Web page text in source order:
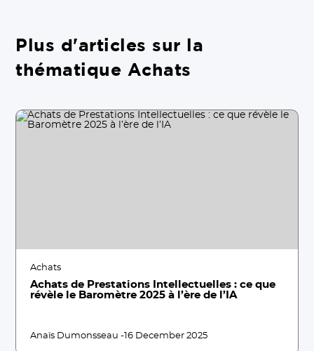
Plus d'articles sur la
thématique Achats
Achats
Achats de Prestations Intellectuelles : ce que
révèle le Baromètre 2025 à l’ère de l’IA
Anaïs Dumonsseau -16 December 2025